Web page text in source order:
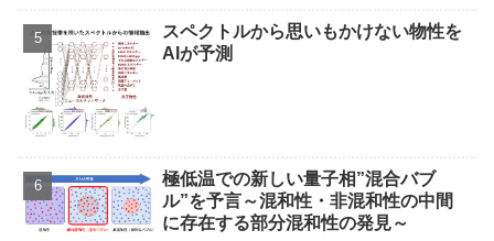
Analysis Concludes)
スペクトルから思いもかけない物性を
AIが予測
極低温での新しい量子相”混合バブ
ル”を予言～混和性・非混和性の中間
に存在する部分混和性の発見～